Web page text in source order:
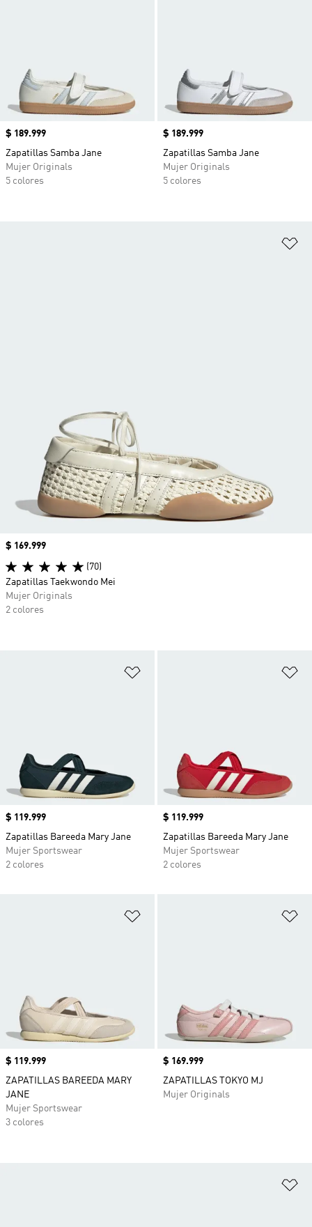
Precio
$ 189.999
Zapatillas Samba Jane
Mujer Originals
5 colores
Precio
$ 189.999
Zapatillas Samba Jane
Mujer Originals
5 colores
Precio
$ 119.999
Zapatillas Bareeda Mary Jane
Mujer Sportswear
2 colores
Precio
$ 119.999
Zapatillas Bareeda Mary Jane
Mujer Sportswear
2 colores
Precio
$ 119.999
ZAPATILLAS BAREEDA MARY
JANE
Mujer Sportswear
3 colores
Precio
$ 169.999
ZAPATILLAS TOKYO MJ
Mujer Originals
Precio
$ 169.999
(70)
Zapatillas Taekwondo Mei
Mujer Originals
2 colores